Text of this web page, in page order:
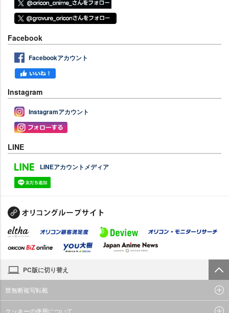
Facebook
Facebookアカウント
Instagram
Instagramアカウント
LINE
LINEアカウントメディア
PC版に切り替え
禁無断複写転載
クッキーの使用について